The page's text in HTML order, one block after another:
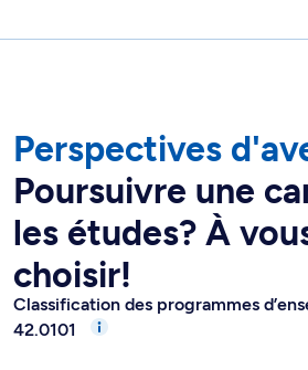
Perspectives
Poursuivre une
les études? À
choisir!
Classification des programmes
42.0101